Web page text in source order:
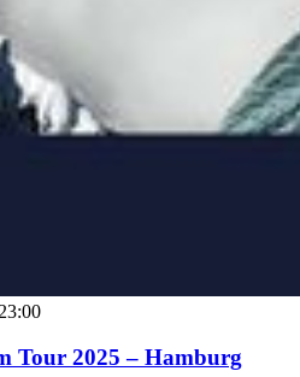
23:00
Tour 2025 – Hamburg